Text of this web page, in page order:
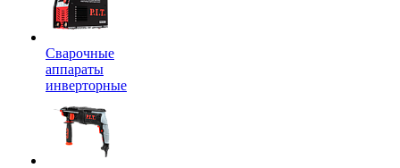
Сварочные
аппараты
инверторные